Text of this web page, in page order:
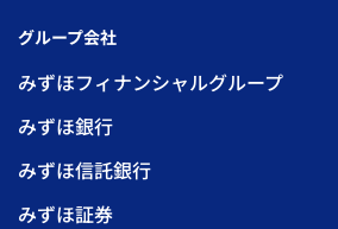
グループ会社
みずほフィナンシャルグループ
みずほ銀行
みずほ信託銀行
みずほ証券